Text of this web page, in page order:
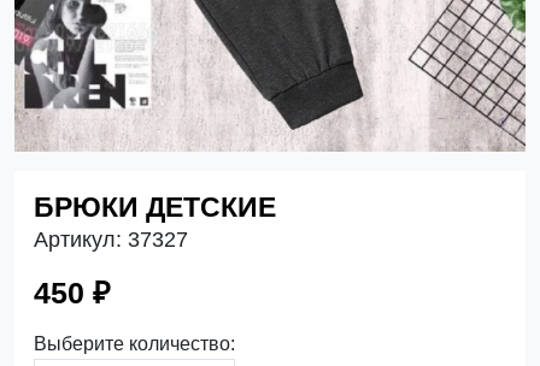
БРЮКИ ДЕТСКИЕ
Артикул: 37327
450 ₽
Выберите количество: